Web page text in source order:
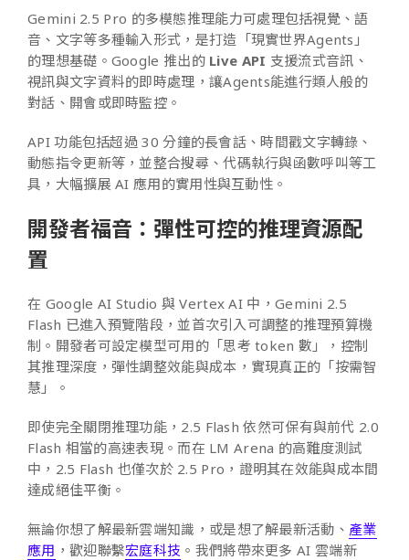
Gemini 2.5 Pro 的多模態推理能力可處理包括視覺、語
音、文字等多種輸入形式，是打造「現實世界Agents」
的理想基礎。Google 推出的 Live API 支援流式音訊、
視訊與文字資料的即時處理，讓Agents能進行類人般的
對話、開會或即時監控。
API 功能包括超過 30 分鐘的長會話、時間戳文字轉錄、
動態指令更新等，並整合搜尋、代碼執行與函數呼叫等工
具，大幅擴展 AI 應用的實用性與互動性。
開發者福音：彈性可控的推理資源配
置
在 Google AI Studio 與 Vertex AI 中，Gemini 2.5
Flash 已進入預覽階段，並首次引入可調整的推理預算機
制。開發者可設定模型可用的「思考 token 數」，控制
其推理深度，彈性調整效能與成本，實現真正的「按需智
慧」。
即使完全關閉推理功能，2.5 Flash 依然可保有與前代 2.0
Flash 相當的高速表現。而在 LM Arena 的高難度測試
中，2.5 Flash 也僅次於 2.5 Pro，證明其在效能與成本間
達成絕佳平衡。
無論你想了解最新雲端知識，或是想了解最新活動、 產業
應用 ，歡迎聯繫宏庭科技 。我們將帶來更多 AI 雲端新